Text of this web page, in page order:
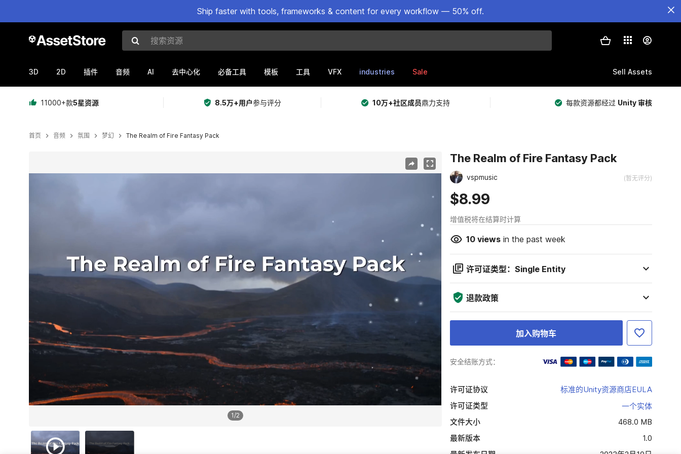
Ship faster with tools, frameworks & content for every workflow — 50% off.
搜索资源
3D 2D 插件 音频 AI 去中心化 必备工具 模板 工具 VFX industries Sale Sell Assets
11000+款5星资源 8.5万+用户参与评分 10万+社区成员鼎力支持 每款资源都经过 Unity 审核
首页 音频 氛围 梦幻 The Realm of Fire Fantasy Pack
1/2
The Realm of Fire Fantasy Pack
vspmusic (暂无评分)
$8.99
增值税将在结算时计算
10viewsin the past week
许可证类型：Single Entity
退款政策
加入购物车
安全结账方式：
许可证协议
标准的Unity资源商店EULA
许可证类型
一个实体
文件大小
468.0 MB
最新版本
1.0